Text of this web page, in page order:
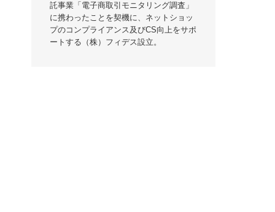
託事業「電子商取引モニタリング調査」
に携わったことを契機に、ネットショッ
プのコンプライアンス及びCS向上をサポ
ートする（株）フィデス設立。